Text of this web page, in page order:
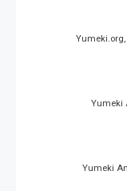
Yumeki.org,
Yumeki
Yumeki